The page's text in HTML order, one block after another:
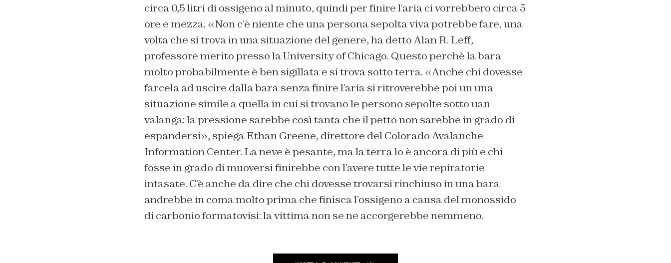
circa 0,5 litri di ossigeno al minuto, quindi per finire l’aria ci vorrebbero circa 5
ore e mezza. «Non c’è niente che una persona sepolta viva potrebbe fare, una
volta che si trova in una situazione del genere, ha detto Alan R. Leff,
professore merito presso la University of Chicago. Questo perchè la bara
molto probabilmente è ben sigillata e si trova sotto terra. «Anche chi dovesse
farcela ad uscire dalla bara senza finire l’aria si ritroverebbe poi un una
situazione simile a quella in cui si trovano le persono sepolte sotto uan
valanga: la pressione sarebbe così tanta che il petto non sarebbe in grado di
espandersi», spiega Ethan Greene, direttore del Colorado Avalanche
Information Center. La neve è pesante, ma la terra lo è ancora di più e chi
fosse in grado di muoversi finirebbe con l’avere tutte le vie repiratorie
intasate. C’è anche da dire che chi dovesse trovarsi rinchiuso in una bara
andrebbe in coma molto prima che finisca l’ossigeno a causa del monossido
di carbonio formatovisi: la vittima non se ne accorgerebbe nemmeno.